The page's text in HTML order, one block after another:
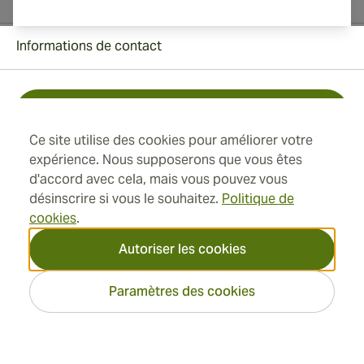
Ce site utilise des cookies pour améliorer votre
expérience. Nous supposerons que vous êtes
d'accord avec cela, mais vous pouvez vous
désinscrire si vous le souhaitez. Politique de
cookies.
Autoriser les cookies
Paramètres des cookies
Adresse
Informations
Informations de contact
+41 22 518 44 43
info@swisscubancigars.com